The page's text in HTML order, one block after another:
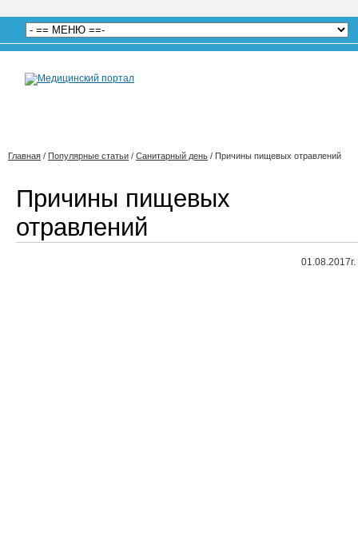
Главная / Популярные статьи / Санитарный день / Причины пищевых отравлений
Причины пищевых
отравлений
01.08.2017г.